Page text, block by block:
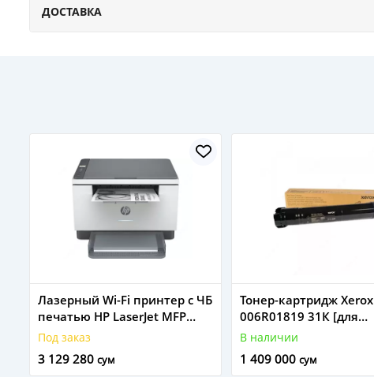
ДОСТАВКА
Лазерный Wi-Fi принтер с ЧБ
печатью HP LaserJet MFP
M236dw (9YF95A)
Под заказ
3 129 280 сум
Тонер-картридж Xerox
006R01819 31К [для
VersaLink
В наличии
1 409 000сум